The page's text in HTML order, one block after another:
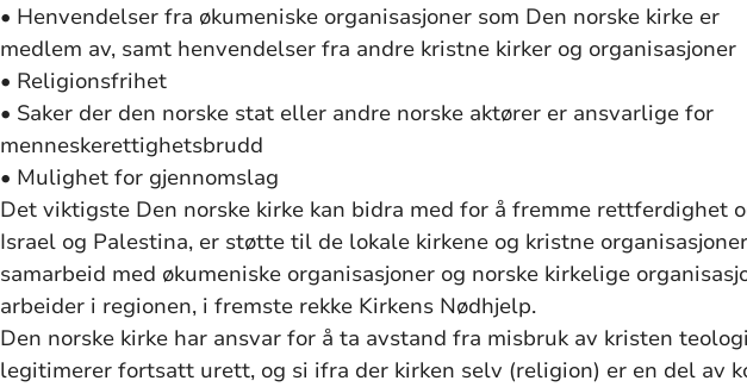
• Henvendelser fra økumeniske organisasjoner som Den norske kirke er
medlem av, samt henvendelser fra andre kristne kirker og organisasjoner
• Religionsfrihet
• Saker der den norske stat eller andre norske aktører er ansvarlige for
menneskerettighetsbrudd
• Mulighet for gjennomslag
Det viktigste Den norske kirke kan bidra med for å fremme rettferdighet
Israel og Palestina, er støtte til de lokale kirkene og kristne
samarbeid med økumeniske organisasjoner og norske kirkelige
arbeider i regionen, i fremste rekke Kirkens Nødhjelp.
Den norske kirke har ansvar for å ta avstand fra misbruk av kristen
legitimerer fortsatt urett, og si ifra der kirken selv (religion) er en del av